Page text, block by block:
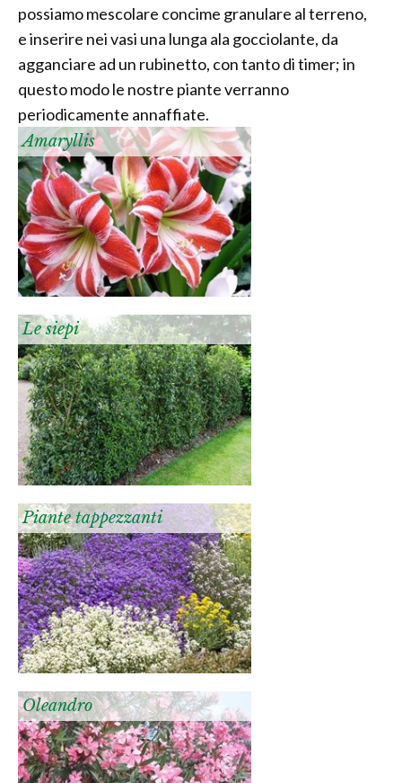
possiamo mescolare concime granulare al terreno,
e inserire nei vasi una lunga ala gocciolante, da
agganciare ad un rubinetto, con tanto di timer; in
questo modo le nostre piante verranno
periodicamente annaffiate.
Amaryllis
Le siepi
Piante tappezzanti
Oleandro